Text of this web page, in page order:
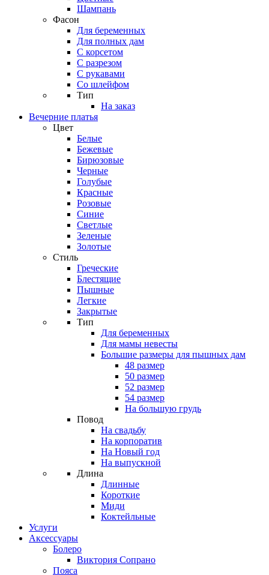
Шампань
Фасон
Для беременных
Для полных дам
С корсетом
С разрезом
С рукавами
Со шлейфом
Тип
На заказ
Вечерние платья
Цвет
Белые
Бежевые
Бирюзовые
Черные
Голубые
Красные
Розовые
Синие
Светлые
Зеленые
Золотые
Стиль
Греческие
Блестящие
Пышные
Легкие
Закрытые
Тип
Для беременных
Для мамы невесты
Большие размеры для пышных дам
48 размер
50 размер
52 размер
54 размер
На большую грудь
Повод
На свадьбу
На корпоратив
На Новый год
На выпускной
Длина
Длинные
Короткие
Миди
Коктейльные
Услуги
Аксессуары
Болеро
Виктория Сопрано
Пояса